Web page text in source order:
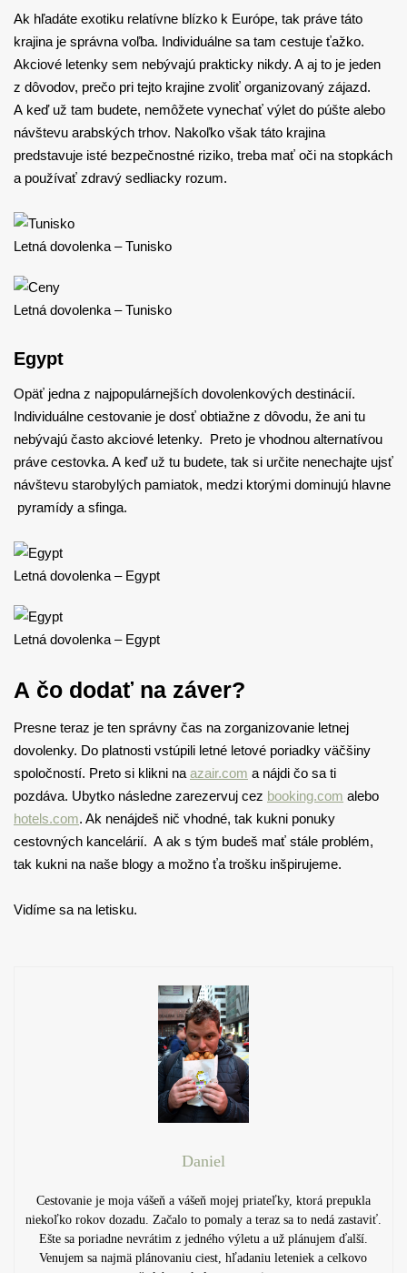
Ak hľadáte exotiku relatívne blízko k Európe, tak práve táto
krajina je správna voľba. Individuálne sa tam cestuje ťažko.
Akciové letenky sem nebývajú prakticky nikdy. A aj to je jeden
z dôvodov, prečo pri tejto krajine zvoliť organizovaný zájazd.
A keď už tam budete, nemôžete vynechať výlet do púšte alebo
návštevu arabských trhov. Nakoľko však táto krajina
predstavuje isté bezpečnostné riziko, treba mať oči na stopkách
a používať zdravý sedliacky rozum.
Letná dovolenka – Tunisko
Letná dovolenka – Tunisko
Egypt
Opäť jedna z najpopulárnejších dovolenkových destinácií.
Individuálne cestovanie je dosť obtiažne z dôvodu, že ani tu
nebývajú často akciové letenky. Preto je vhodnou alternatívou
práve cestovka. A keď už tu budete, tak si určite nenechajte ujsť
návštevu starobylých pamiatok, medzi ktorými dominujú hlavne
pyramídy a sfinga.
Letná dovolenka – Egypt
Letná dovolenka – Egypt
A čo dodať na záver?
Presne teraz je ten správny čas na zorganizovanie letnej
dovolenky. Do platnosti vstúpili letné letové poriadky väčšiny
spoločností. Preto si klikni na azair.com a nájdi čo sa ti
pozdáva. Ubytko následne zarezervuj cez booking.com alebo
hotels.com. Ak nenájdeš nič vhodné, tak kukni ponuky
cestovných kancelárií. A ak s tým budeš mať stále problém,
tak kukni na naše blogy a možno ťa trošku inšpirujeme.
Vidíme sa na letisku.
Daniel
Cestovanie je moja vášeň a vášeň mojej priateľky, ktorá prepukla
niekoľko rokov dozadu. Začalo to pomaly a teraz sa to nedá zastaviť.
Ešte sa poriadne nevrátim z jedného výletu a už plánujem ďalší.
Venujem sa najmä plánovaniu ciest, hľadaniu leteniek a celkovo